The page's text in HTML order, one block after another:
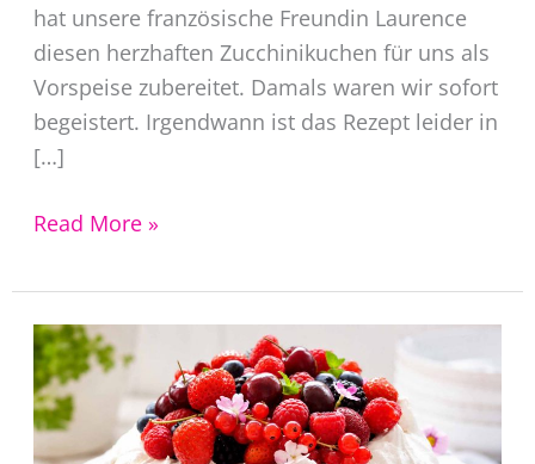
hat unsere französische Freundin Laurence
diesen herzhaften Zucchinikuchen für uns als
Vorspeise zubereitet. Damals waren wir sofort
begeistert. Irgendwann ist das Rezept leider in
[…]
Zucchiniquiche
Boden
–
herzhafter
Gemüsekuchen
Read More »